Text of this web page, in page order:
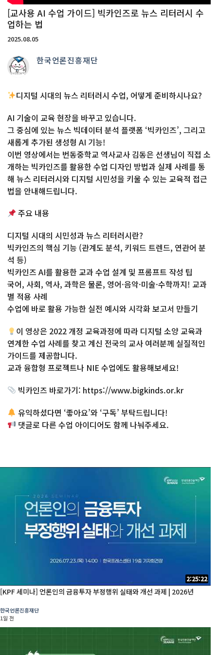
[교사용 AI 수업 가이드] 빅카인즈로 뉴스 리터러시 수
업하는 법
2025.08.05
한국언론진흥재단
디지털 시대의 뉴스 리터러시 수업, 어떻게 준비하시나요?
AI 기술이 교육 현장을 바꾸고 있습니다.
그 중심에 있는 뉴스 빅데이터 분석 플랫폼 ‘빅카인즈’, 그리고
새롭게 추가된 생성형 AI 기능!
이번 영상에서는 번동중학교 역사교사 김동은 선생님이 직접 소
개하는 빅카인즈를 활용한 수업 디자인 방법과 실제 사례를 통
해 뉴스 리터러시와 디지털 시민성을 키울 수 있는 교육적 접근
법을 안내해드립니다.
주요 내용
디지털 시대의 시민성과 뉴스 리터러시란?
빅카인즈의 핵심 기능 (관계도 분석, 키워드 트렌드, 연관어 분
석 등)
빅카인즈 AI를 활용한 교과 수업 설계 및 프롬프트 작성 팁
국어, 사회, 역사, 과학은 물론, 영어·음악·미술·수학까지! 교과
별 적용 사례
수업에 바로 활용 가능한 실전 예시와 시각화 보고서 만들기
이 영상은 2022 개정 교육과정에 따라 디지털 소양 교육과
연계한 수업 사례를 찾고 계신 전국의 교사 여러분께 실질적인
가이드를 제공합니다.
교과 융합형 프로젝트나 NIE 수업에도 활용해보세요!
빅카인즈 바로가기: https://www.bigkinds.or.kr
유익하셨다면 ‘좋아요’와 ‘구독’ 부탁드립니다!
댓글로 다른 수업 아이디어도 함께 나눠주세요.
2:25:22
[KPF 세미나] 언론인의 금융투자 부정행위 실태와 개선 과제 | 2026년
한국언론진흥재단
1일 전